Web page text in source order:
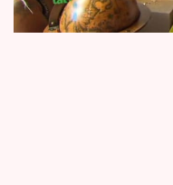
Filmový festival